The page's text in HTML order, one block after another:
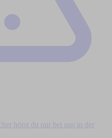
hörst du nur bei uns in der